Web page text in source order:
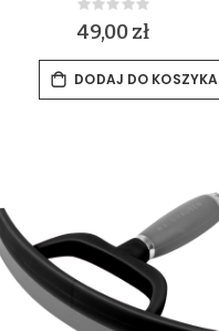
Rating:
0%
49,00 zł
DODAJ DO KOSZYKA